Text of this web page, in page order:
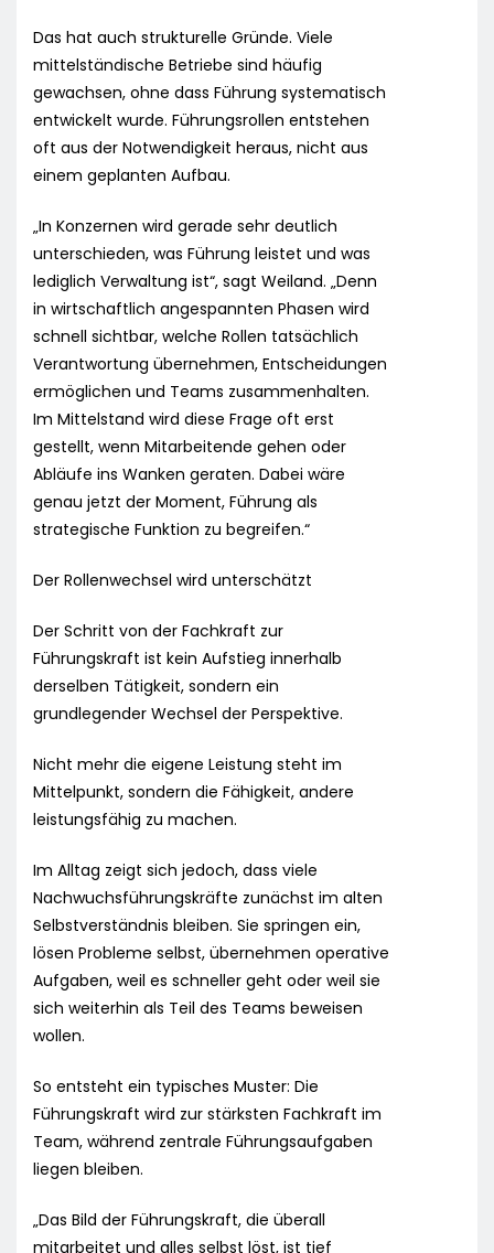
Das hat auch strukturelle Gründe. Viele
mittelständische Betriebe sind häufig
gewachsen, ohne dass Führung systematisch
entwickelt wurde. Führungsrollen entstehen
oft aus der Notwendigkeit heraus, nicht aus
einem geplanten Aufbau.
„In Konzernen wird gerade sehr deutlich
unterschieden, was Führung leistet und was
lediglich Verwaltung ist“, sagt Weiland. „Denn
in wirtschaftlich angespannten Phasen wird
schnell sichtbar, welche Rollen tatsächlich
Verantwortung übernehmen, Entscheidungen
ermöglichen und Teams zusammenhalten.
Im Mittelstand wird diese Frage oft erst
gestellt, wenn Mitarbeitende gehen oder
Abläufe ins Wanken geraten. Dabei wäre
genau jetzt der Moment, Führung als
strategische Funktion zu begreifen.“
Der Rollenwechsel wird unterschätzt
Der Schritt von der Fachkraft zur
Führungskraft ist kein Aufstieg innerhalb
derselben Tätigkeit, sondern ein
grundlegender Wechsel der Perspektive.
Nicht mehr die eigene Leistung steht im
Mittelpunkt, sondern die Fähigkeit, andere
leistungsfähig zu machen.
Im Alltag zeigt sich jedoch, dass viele
Nachwuchsführungskräfte zunächst im alten
Selbstverständnis bleiben. Sie springen ein,
lösen Probleme selbst, übernehmen operative
Aufgaben, weil es schneller geht oder weil sie
sich weiterhin als Teil des Teams beweisen
wollen.
So entsteht ein typisches Muster: Die
Führungskraft wird zur stärksten Fachkraft im
Team, während zentrale Führungsaufgaben
liegen bleiben.
„Das Bild der Führungskraft, die überall
mitarbeitet und alles selbst löst, ist tief